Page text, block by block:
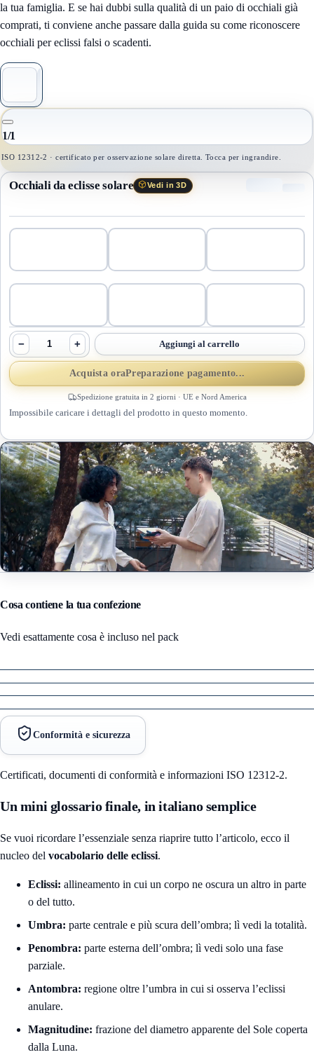
la tua famiglia. E se hai dubbi sulla qualità di un paio di occhiali già
comprati, ti conviene anche passare dalla guida su come riconoscere
occhiali per eclissi falsi o scadenti.
1/1
ISO 12312-2 · certificato per osservazione solare diretta. Tocca per ingrandire.
Occhiali da eclisse solare Vedi in 3D
− + Aggiungi al carrello
Acquista oraPreparazione pagamento...
Spedizione gratuita in 2 giorni · UE e Nord America
Impossibile caricare i dettagli del prodotto in questo momento.
Cosa contiene la tua confezione
Vedi esattamente cosa è incluso nel pack
Conformità e sicurezza
Certificati, documenti di conformità e informazioni ISO 12312-2.
Un mini glossario finale, in italiano semplice
Se vuoi ricordare l’essenziale senza riaprire tutto l’articolo, ecco il
nucleo del vocabolario delle eclissi.
Eclissi: allineamento in cui un corpo ne oscura un altro in parte
o del tutto.
Umbra: parte centrale e più scura dell’ombra; lì vedi la totalità.
Penombra: parte esterna dell’ombra; lì vedi solo una fase
parziale.
Antombra: regione oltre l’umbra in cui si osserva l’eclissi
anulare.
Magnitudine: frazione del diametro apparente del Sole coperta
dalla Luna.